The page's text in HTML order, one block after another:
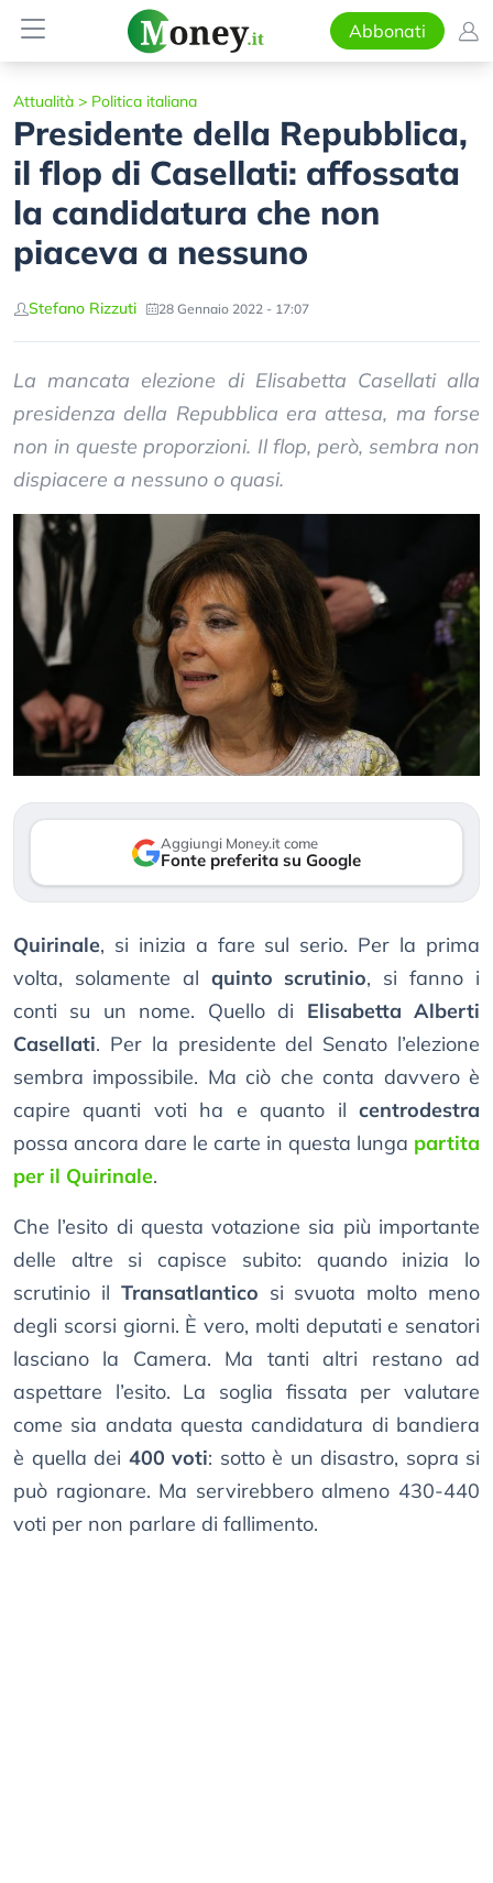
Abbonati
Attualità > Politica italiana
Presidente della Repubblica,
il flop di Casellati: affossata
la candidatura che non
piaceva a nessuno
Stefano Rizzuti 28 Gennaio 2022 - 17:07
La mancata elezione di Elisabetta Casellati alla
presidenza della Repubblica era attesa, ma forse
non in queste proporzioni. Il flop, però, sembra non
dispiacere a nessuno o quasi.
Aggiungi Money.it come
Fonte preferita su Google
Quirinale, si inizia a fare sul serio. Per la prima
volta, solamente al quinto scrutinio, si fanno i
conti su un nome. Quello di Elisabetta Alberti
Casellati. Per la presidente del Senato l’elezione
sembra impossibile. Ma ciò che conta davvero è
capire quanti voti ha e quanto il centrodestra
possa ancora dare le carte in questa lunga partita
per il Quirinale.
Che l’esito di questa votazione sia più importante
delle altre si capisce subito: quando inizia lo
scrutinio il Transatlantico si svuota molto meno
degli scorsi giorni. È vero, molti deputati e senatori
lasciano la Camera. Ma tanti altri restano ad
aspettare l’esito. La soglia fissata per valutare
come sia andata questa candidatura di bandiera
è quella dei 400 voti: sotto è un disastro, sopra si
può ragionare. Ma servirebbero almeno 430-440
voti per non parlare di fallimento.